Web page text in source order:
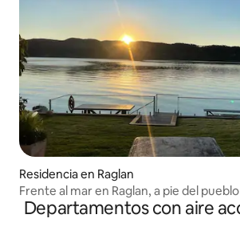
Residencia en Raglan
Frente al mar en Raglan, a pie del pueblo
Departamentos con aire